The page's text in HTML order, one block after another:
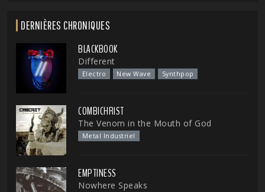
DERNIÈRES CHRONIQUES
BLACKBOOK
Different
Electro New Wave Synthpop
COMBICHRIST
The Venom in the Mouth of God
Metal Industriel
EMPTINESS
Nowhere Speaks